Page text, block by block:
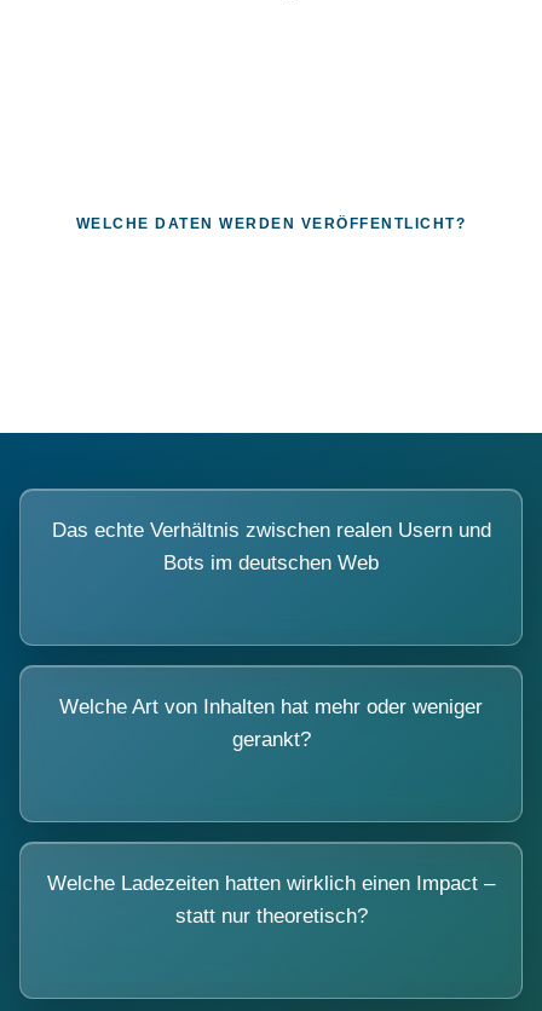
WELCHE DATEN WERDEN VERÖFFENTLICHT?
Das echte Verhältnis zwischen realen Usern und
Bots im deutschen Web
Welche Art von Inhalten hat mehr oder weniger
gerankt?
Welche Ladezeiten hatten wirklich einen Impact –
statt nur theoretisch?